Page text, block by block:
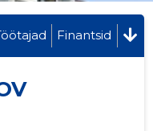
Finantsid